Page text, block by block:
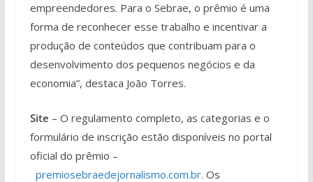
empreendedores. Para o Sebrae, o prêmio é uma
forma de reconhecer esse trabalho e incentivar a
produção de conteúdos que contribuam para o
desenvolvimento dos pequenos negócios e da
economia”, destaca João Torres.
Site – O regulamento completo, as categorias e o
formulário de inscrição estão disponíveis no portal
oficial do prêmio –
premiosebraedejornalismo.com.br. Os